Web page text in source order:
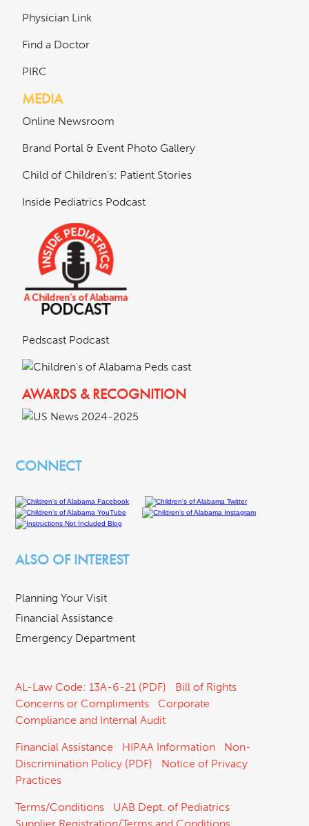
Physician Link
Find a Doctor
PIRC
MEDIA
Online Newsroom
Brand Portal & Event Photo Gallery
Child of Children's: Patient Stories
Inside Pediatrics Podcast
Pedscast Podcast
AWARDS & RECOGNITION
CONNECT
ALSO OF INTEREST
Planning Your Visit
Financial Assistance
Emergency Department
AL-Law Code: 13A-6-21 (PDF)
Bill of Rights
Concerns or Compliments
Corporate
Compliance and Internal Audit
Financial Assistance HIPAA Information
Non-
Discrimination Policy (PDF)
Notice of Privacy
Practices
Terms/Conditions
UAB Dept. of Pediatrics